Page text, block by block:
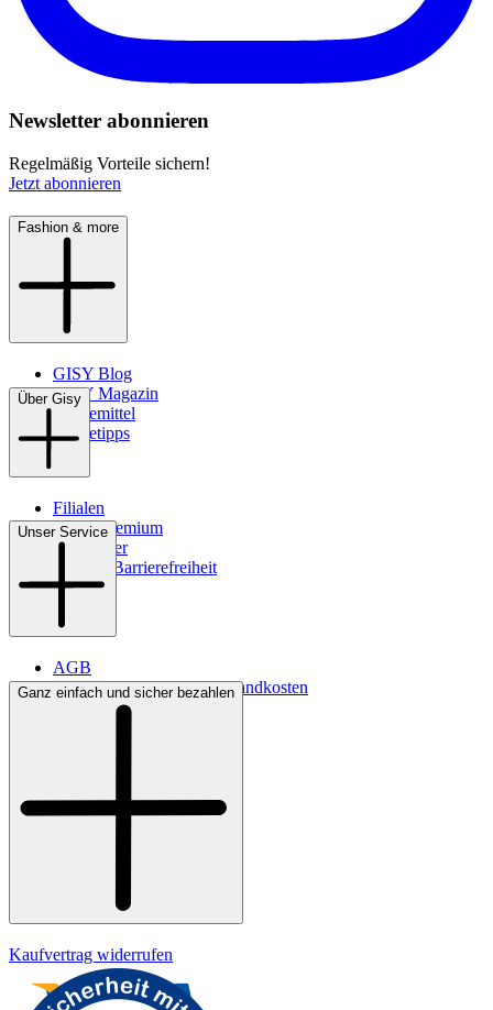
Newsletter abonnieren
Regelmäßig Vorteile sichern!
Jetzt abonnieren
Fashion & more
GISY Blog
GISY Magazin
Pflegemittel
Pflegetipps
Über Gisy
Filialen
WMS-Premium
Newsletter
Digitale Barrierefreiheit
Unser Service
AGB
Lieferbedingungen & Versandkosten
Bezahlung
Ganz einfach und sicher bezahlen
Kaufvertrag widerrufen